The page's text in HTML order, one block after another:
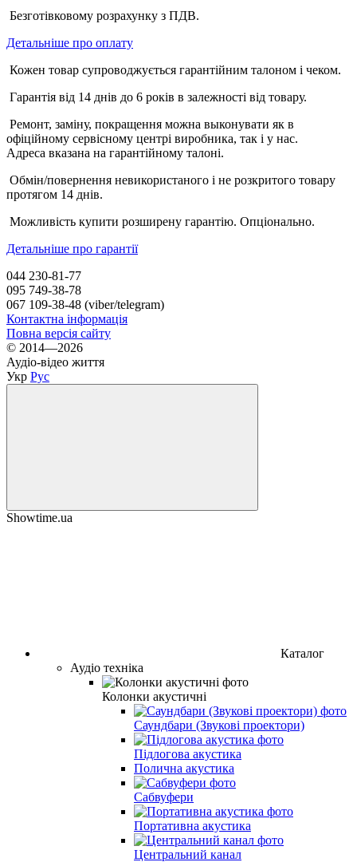
Безготівковому розрахунку з ПДВ.
Детальніше про оплату
Кожен товар супроводжується гарантійним талоном і чеком.
Гарантія від 14 днів до 6 років в залежності від товару.
Ремонт, заміну, покращення можна выконувати як в
офіційному сервісному центрі виробника, так і у нас.
Адреса вказана на гарантійному талоні.
Обмін/повернення невикористаного і не розкритого товару
протягом 14 днів.
Можливість купити розширену гарантію. Опціонально.
Детальніше про гарантії
044 230-81-77
095 749-38-78
067 109-38-48 (viber/telegram)
Контактна інформація
Повна версія сайту
© 2014—2026
Аудіо-відео життя
Укр Рус
Showtime.ua
Каталог
Аудіо техніка
Колонки акустичні
Саундбари (Звукові проектори)
Підлогова акустика
Полична акустика
Сабвуфери
Портативна акустика
Центральний канал